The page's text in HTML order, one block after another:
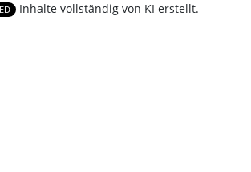
Inhalte vollständig von KI erstellt.